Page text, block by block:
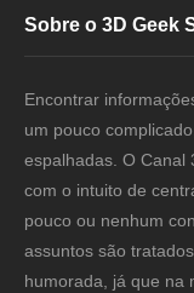
Sobre o 3D Geek
Encontrar
um pouco
espalhadas. O Canal
com o intuito de
pouco ou nenhum
assuntos são
humorada, já que na